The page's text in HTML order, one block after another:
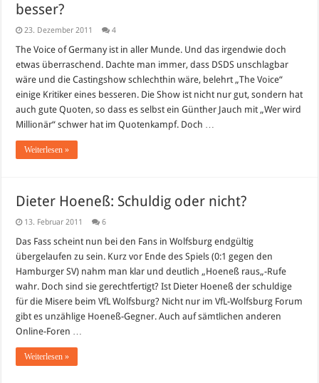
besser?
23. Dezember 2011 4
The Voice of Germany ist in aller Munde. Und das irgendwie doch
etwas überraschend. Dachte man immer, dass DSDS unschlagbar
wäre und die Castingshow schlechthin wäre, belehrt „The Voice“
einige Kritiker eines besseren. Die Show ist nicht nur gut, sondern hat
auch gute Quoten, so dass es selbst ein Günther Jauch mit „Wer wird
Millionär“ schwer hat im Quotenkampf. Doch …
Weiterlesen »
Dieter Hoeneß: Schuldig oder nicht?
13. Februar 2011 6
Das Fass scheint nun bei den Fans in Wolfsburg endgültig
übergelaufen zu sein. Kurz vor Ende des Spiels (0:1 gegen den
Hamburger SV) nahm man klar und deutlich „Hoeneß raus„-Rufe
wahr. Doch sind sie gerechtfertigt? Ist Dieter Hoeneß der schuldige
für die Misere beim VfL Wolfsburg? Nicht nur im VfL-Wolfsburg Forum
gibt es unzählige Hoeneß-Gegner. Auch auf sämtlichen anderen
Online-Foren …
Weiterlesen »